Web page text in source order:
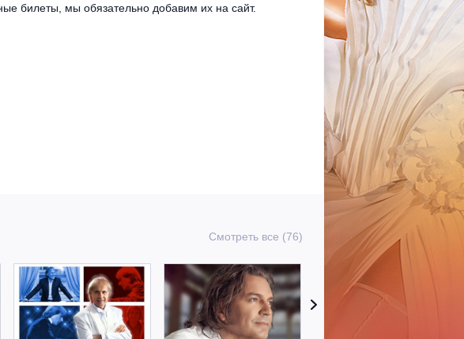
билеты, мы обязательно добавим их на сайт.
Смотреть все (76)